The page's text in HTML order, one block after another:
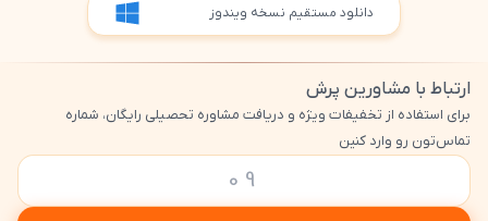
دانلود مستقیم نسخه ویندوز
ارتباط با مشاورین پرش
برای استفاده از تخفیفات ویژه و دریافت مشاوره تحصیلی رایگان، شماره
تماس‌تون رو وارد کنین